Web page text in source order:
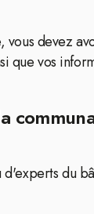
vous devez
que vos
du